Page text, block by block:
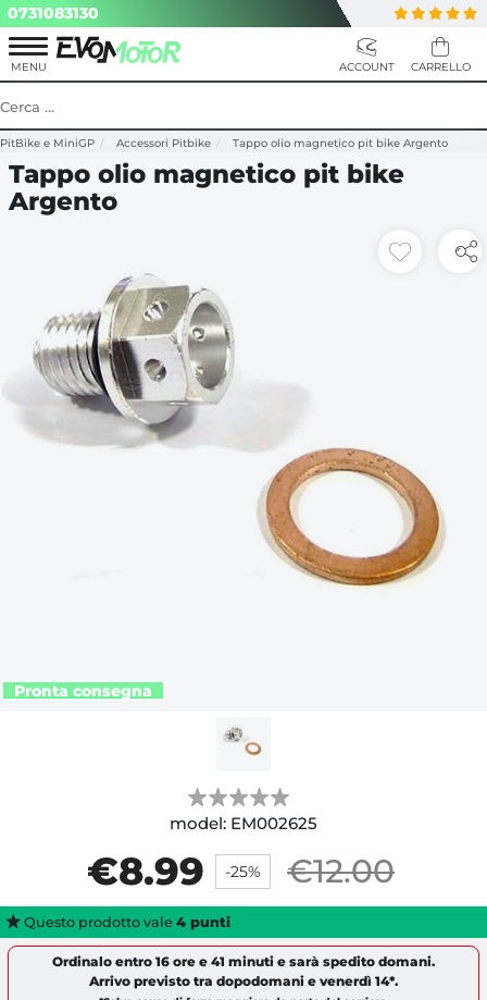
0731083130
PitBike e MiniGP Accessori Pitbike Tappo olio magnetico pit bike Argento
Tappo olio magnetico pit bike
Argento
model: EM002625
€12.00
-25%
€8.99
Questo prodotto vale 4 punti
Ordinalo entro 16 ore e 41 minuti e sarà spedito domani.
Arrivo previsto tra dopodomani e venerdì 14*.